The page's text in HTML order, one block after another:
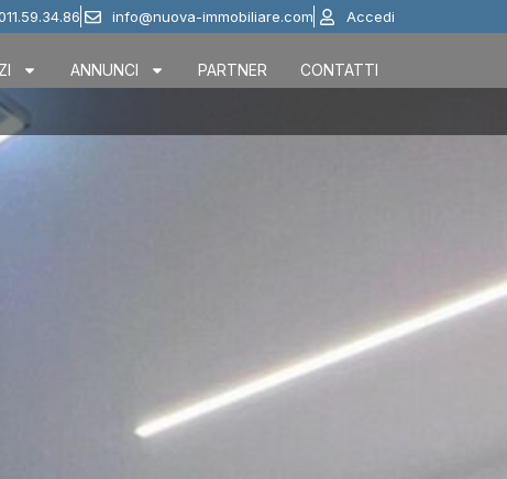
info@nuova-immobiliare.com Accedi
ANNUNCI PARTNER CONTATTI